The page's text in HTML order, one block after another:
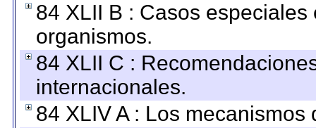
84 XLII B : Casos
organismos.
84 XLII C :
internacionales.
84 XLIV A : Los